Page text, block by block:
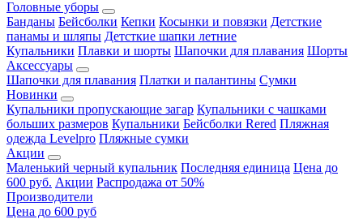
Головные уборы
Банданы Бейсболки Кепки Косынки и повязки Детсткие
панамы и шляпы Детсткие шапки летние
Купальники Плавки и шорты Шапочки для плавания Шорты
Аксессуары
Шапочки для плавания Платки и палантины Сумки
Новинки
Купальники пропускающие загар Купальники с чашками
больших размеров Купальники Бейсболки Rered Пляжная
одежда Levelpro Пляжные сумки
Акции
Маленький черный купальник Последняя единица Цена до
600 руб. Акции Распродажа от 50%
Производители
Цена до 600 руб